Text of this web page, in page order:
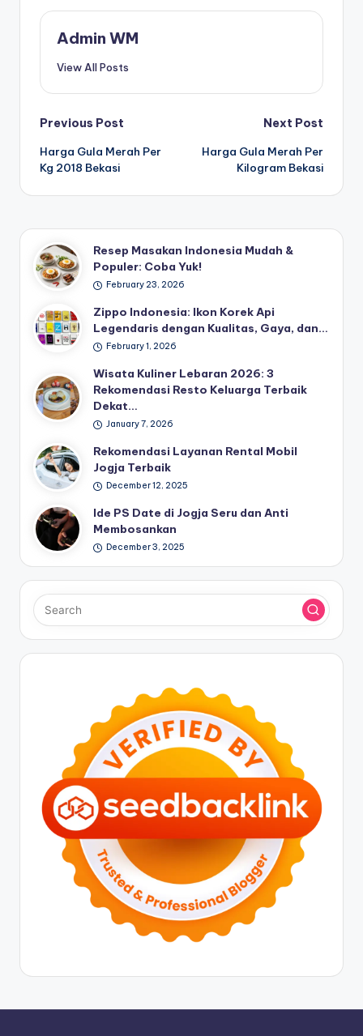
Admin WM
View All Posts
Post
navigation
Previous Post
Harga Gula Merah Per
Kg 2018 Bekasi
Next Post
Harga Gula Merah Per
Kilogram Bekasi
Resep Masakan Indonesia Mudah &
Populer: Coba Yuk!
February 23, 2026
Zippo Indonesia: Ikon Korek Api
Legendaris dengan Kualitas, Gaya, dan…
February 1, 2026
Wisata Kuliner Lebaran 2026: 3
Rekomendasi Resto Keluarga Terbaik
Dekat…
January 7, 2026
Rekomendasi Layanan Rental Mobil
Jogja Terbaik
December 12, 2025
Ide PS Date di Jogja Seru dan Anti
Membosankan
December 3, 2025